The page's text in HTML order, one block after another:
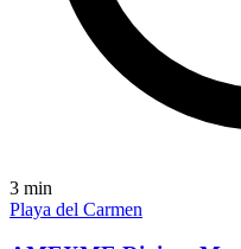
3 min
Playa del Carmen